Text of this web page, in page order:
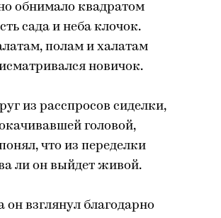
обнимало квадратом
сада и неба клочок.
полам и халатам
новичок.
из расспросов сиделки,
головой,
что из переделки
ли он выйдет живой.
он взглянул благодарно